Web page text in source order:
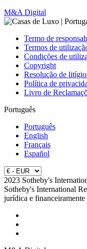
M&A Digital
Termo de
Termos de
Condições de
Copyright
Resolução de
Política de
Livro de
Português
Português
English
Français
Español
2023 Sotheby's
Sotheby's International
jurídica e financeiramente